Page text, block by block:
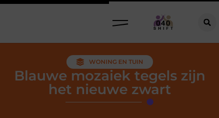
WONING EN TUIN
Blauwe mozaiek tegels zijn
het nieuwe zwart